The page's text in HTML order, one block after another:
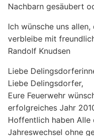
Nachbarn gesäubert
Ich wünsche uns
verbleibe mit
Randolf Knudsen
Liebe
Liebe Delingsdorfer,
Eure Feuerwehr
erfolgreiches Jahr
Hoffentlich haben Alle
Jahreswechsel ohne